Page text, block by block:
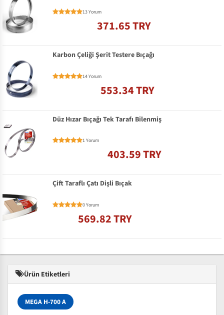
13 Yorum
371.65 TRY
Karbon Çeliği Şerit Testere Bıçağı
14 Yorum
553.34 TRY
Düz Hızar Bıçağı Tek Tarafı Bilenmiş
1 Yorum
403.59 TRY
Çift Taraflı Çatı Dişli Bıçak
0 Yorum
569.82 TRY
Ürün Etiketleri
MEGA H-700 A